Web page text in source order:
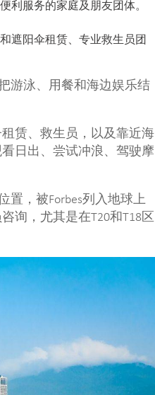
利服务的家庭及朋友团体。
遮阳伞租赁、专业救生员团
游泳、用餐和海边娱乐结
赁、救生员，以及靠近海
日出、尝试冲浪、驾驶摩
置，被Forbes列入地球上
询，尤其是在T20和T18区